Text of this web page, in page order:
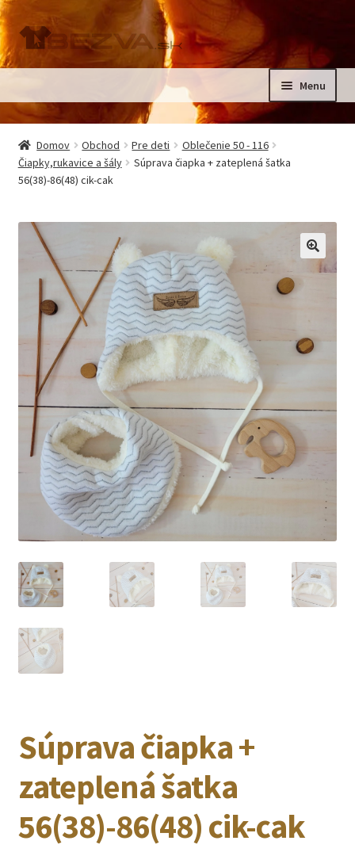
Preskočiť
na
navigáciu
Preskočiť
na
obsah
Menu
Domov
Pre deti
Kontakt
Domov Obchod Pre deti
Oblečenie 50 - 116
Čiapky,rukavice a šály
Súprava čiapka + zateplená šatka
56(38)-86(48) cik-cak
Súprava čiapka +
zateplená šatka
56(38)-86(48) cik-cak